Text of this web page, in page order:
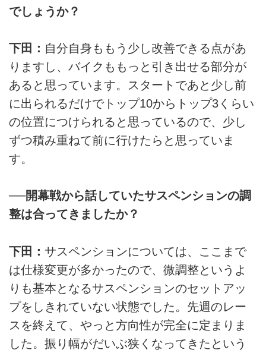
でしょうか？
下田： 自分自身ももう少し改善できる点があ
りますし、バイクももっと引き出せる部分が
あると思っています。スタートであと少し前
に出られるだけでトップ10からトップ3くらい
の位置につけられると思っているので、少し
ずつ積み重ねて前に行けたらと思っていま
す。
──開幕戦から話していたサスペンションの調
整は合ってきましたか？
下田： サスペンションについては、ここまで
は仕様変更が多かったので、微調整というよ
りも基本となるサスペンションのセットアッ
プをしきれていない状態でした。先週のレー
スを終えて、やっと方向性が完全に定まりま
した。振り幅がだいぶ狭くなってきたという